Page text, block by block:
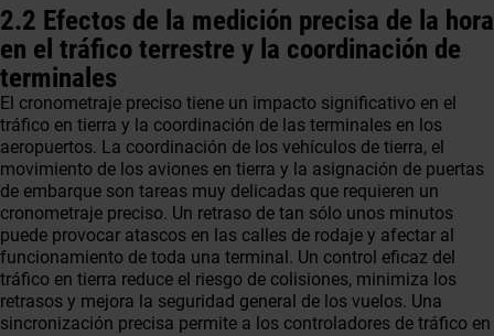
2.2 Efectos de la medición precisa de la hora
en el tráfico terrestre y la coordinación de
terminales
El cronometraje preciso tiene un impacto significativo en el
tráfico en tierra y la coordinación de las terminales en los
aeropuertos. La coordinación de los vehículos de tierra, el
movimiento de los aviones en tierra y la asignación de puertas
de embarque son tareas muy delicadas que requieren un
cronometraje preciso. Un retraso de tan sólo unos minutos
puede provocar atascos en las calles de rodaje y afectar al
funcionamiento de toda una terminal. Un control eficaz del
tráfico en tierra reduce el riesgo de colisiones, minimiza los
retrasos y mejora la seguridad general de los vuelos. Una
sincronización precisa permite a los controladores de tráfico en